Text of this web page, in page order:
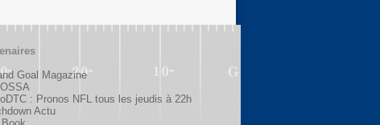
Goal Magazine
: Pronos NFL tous les jeudis à 22h
Actu